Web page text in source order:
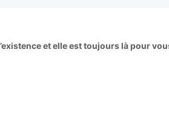
et elle est toujours là pour